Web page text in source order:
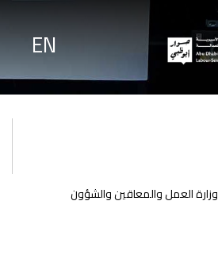
EN
وزارة العمل والمعاقين والشؤون